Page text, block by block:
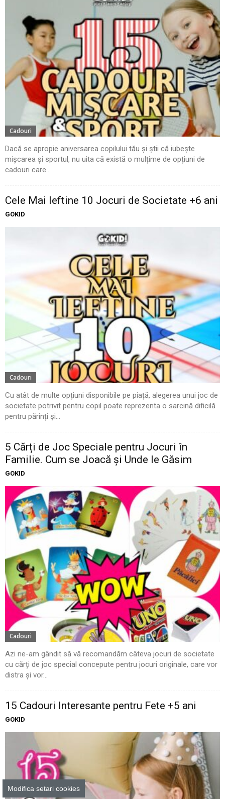
Cadouri
Dacă se apropie aniversarea copilului tău și știi că iubește
mișcarea și sportul, nu uita că există o mulțime de opțiuni de
cadouri care...
Cele Mai Ieftine 10 Jocuri de Societate +6 ani
GOKID
Cadouri
Cu atât de multe opțiuni disponibile pe piață, alegerea unui joc de
societate potrivit pentru copil poate reprezenta o sarcină dificilă
pentru părinți și...
5 Cărți de Joc Speciale pentru Jocuri în
Familie. Cum se Joacă și Unde le Găsim
GOKID
Cadouri
Azi ne-am gândit să vă recomandăm câteva jocuri de societate
cu cărți de joc special concepute pentru jocuri originale, care vor
distra și vor...
15 Cadouri Interesante pentru Fete +5 ani
GOKID
Modifica setari cookies